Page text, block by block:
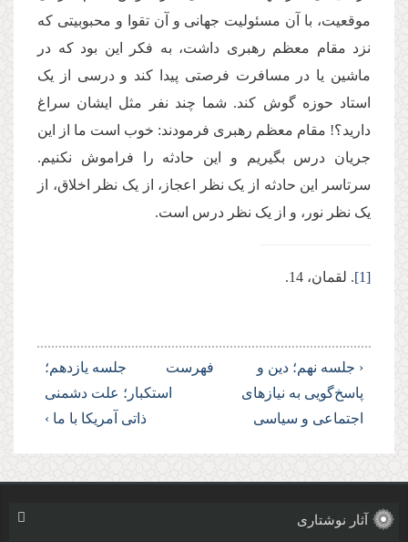
موقعیت، با آن مسئولیت جهانی و آن تقوا و محبوبیتی که
نزد مقام معظم رهبری داشت، به فکر این بود که در
ماشین یا در مسافرت فرصتی پیدا کند و درسی از یک
استاد حوزه گوش کند. شما چند نفر مثل ایشان سراغ
دارید؟! مقام معظم رهبری فرمودند: خوب است ما از این
جریان درس بگیریم و این حادثه را فراموش نکنیم.
سرتاسر این حادثه از یک نظر اعجاز، از یک نظر اخلاق، از
یک نظر نور، و از یک نظر درس است.
[1]. لقمان، 14.
‹ جلسه نهم؛ دین و
پاسخ‌گویی به نیازهای
اجتماعی و سیاسی
فهرست
جلسه یازدهم؛
استکبار؛ علت دشمنی
ذاتی آمریکا با ما ›
آثار نوشتاری